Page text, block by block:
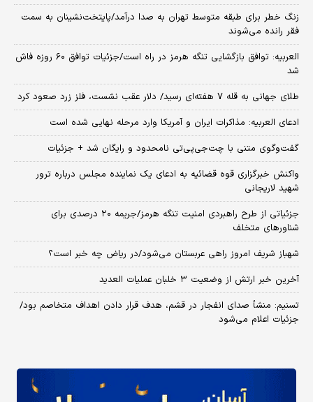
زنگ خطر برای طبقه متوسط تهران به صدا درآمد/پایتخت‌نشینان به سمت
فقر رانده می‌شوند
العربیه: توافق بازگشایی تنگه هرمز در راه است/جزئیات توافق ۶۰ روزه فاش
شد
طلای جهانی به قله ۷ هفته‌ای رسید/ دلار عقب نشست، فلز زرد صعود کرد
ادعای العربیه: مذاکرات ایران و آمریکا وارد مرحله نهایی شده است
گفت‌وگوی متنی با چت‌جی‌پی‌تی نامحدود و رایگان شد + جزئیات
واکنش خبرگزاری قوه قضائیه به ادعای یک نماینده مجلس درباره ترور
شهید لاریجانی
جزئیاتی از طرح راهبردی امنیت تنگه هرمز/جریمه ۲۰ درصدی برای
شناورهای متخلف
شهباز شریف امروز راهی عربستان می‌شود/در ریاض چه خبر است؟
آخرین خبر ارتش از وضعیت ۳ خلبان عملیات العدید
تسنیم: منشأ صدای انفجار در قشم، هدف قرار دادن اهداف متخاصم بود/
جزئیات اعلام می‌شود